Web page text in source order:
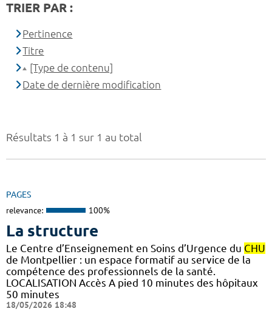
Résultats 1 à 1 sur 1 au total
PAGES
relevance: 100%
La structure
Le Centre d’Enseignement en Soins d’Urgence du CHU
de Montpellier : un espace formatif au service de la
compétence des professionnels de la santé.
LOCALISATION Accès A pied 10 minutes des hôpitaux
50 minutes
18/05/2026 18:48
TRIER PAR :
Pertinence
Titre
[Type de contenu]
Date de dernière modification